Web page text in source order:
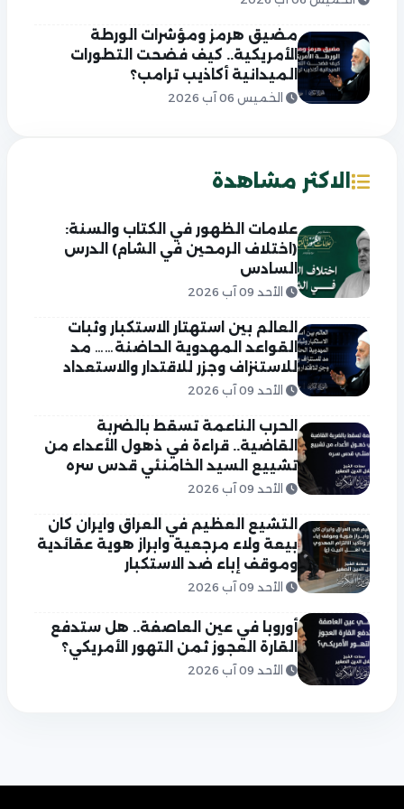
مضيق هرمز ومؤشرات الورطة
الأمريكية.. كيف فضحت التطورات
الميدانية أكاذيب ترامب؟
الخميس 06 آب 2026
الاكثر مشاهدة
علامات الظهور في الكتاب والسنة:
(اختلاف الرمحين في الشام) الدرس
السادس
الأحد 09 آب 2026
العالم بين استهتار الاستكبار وثبات
القواعد المهدوية الحاضنة…… مد
للاستنزاف وجزر للاقتدار والاستعداد
الأحد 09 آب 2026
الحرب الناعمة تسقط بالضربة
القاضية.. قراءة في ذهول الأعداء من
تشييع السيد الخامنئي قدس سره
الأحد 09 آب 2026
التشيع العظيم في العراق وايران كان
بيعة ولاء مرجعية وابراز هوية عقائدية
وموقف إباء ضد الاستكبار
الأحد 09 آب 2026
أوروبا في عين العاصفة.. هل ستدفع
القارة العجوز ثمن التهور الأمريكي؟
الأحد 09 آب 2026